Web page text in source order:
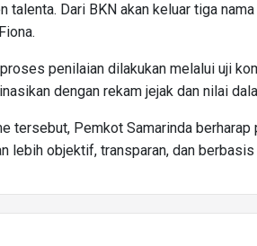
talenta. Dari BKN akan keluar tiga
proses penilaian dilakukan melalui uji
dengan rekam jejak dan nilai
tersebut, Pemkot Samarinda berharap
lebih objektif, transparan, dan berbasis